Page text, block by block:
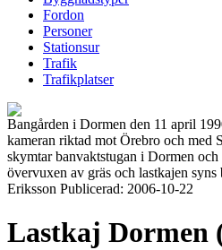
Fordon
Personer
Stationsur
Trafik
Trafikplatser
Bangården i Dormen den 11 april
kameran riktad mot Örebro och med
skymtar banvaktstugan i Dormen och
övervuxen av gräs och lastkajen
Eriksson Publicerad: 2006-10-22
Lastkaj Dormen